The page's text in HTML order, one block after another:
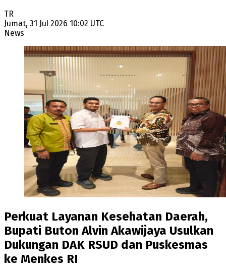
TR
Jumat, 31 Jul 2026 10:02 UTC
News
Perkuat Layanan Kesehatan Daerah,
Bupati Buton Alvin Akawijaya Usulkan
Dukungan DAK RSUD dan Puskesmas
ke Menkes RI